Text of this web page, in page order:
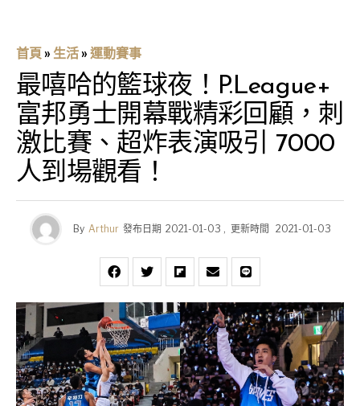
首頁 » 生活 » 運動賽事
最嘻哈的籃球夜！P.League+
富邦勇士開幕戰精彩回顧，刺
激比賽、超炸表演吸引 7000
人到場觀看！
By Arthur 發布日期 2021-01-03 , 更新時間 2021-01-03